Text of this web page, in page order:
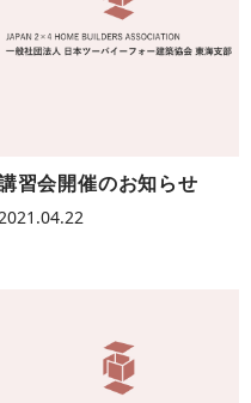
習会開催のお知らせ
2021.04.22